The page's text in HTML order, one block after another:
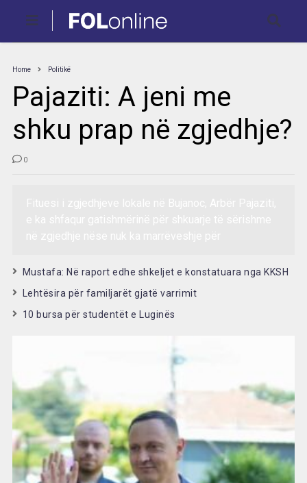
Home Politikë
Pajaziti: A jeni me
shku prap në zgjedhje?
0
Mustafa: Në raport edhe shkeljet e konstatuara nga KKSH
Lehtësira për familjarët gjatë varrimit
10 bursa për studentët e Luginës